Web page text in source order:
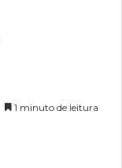
1 minuto de leitura